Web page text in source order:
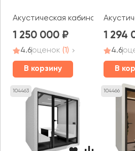
Акустическая кабина LWOP
1 250 000
4.6оценок (1)
В корзину
1 294
4.6
В
104463 104466